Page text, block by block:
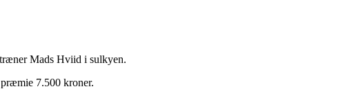
Mads Hviid i sulkyen.
7.500 kroner.